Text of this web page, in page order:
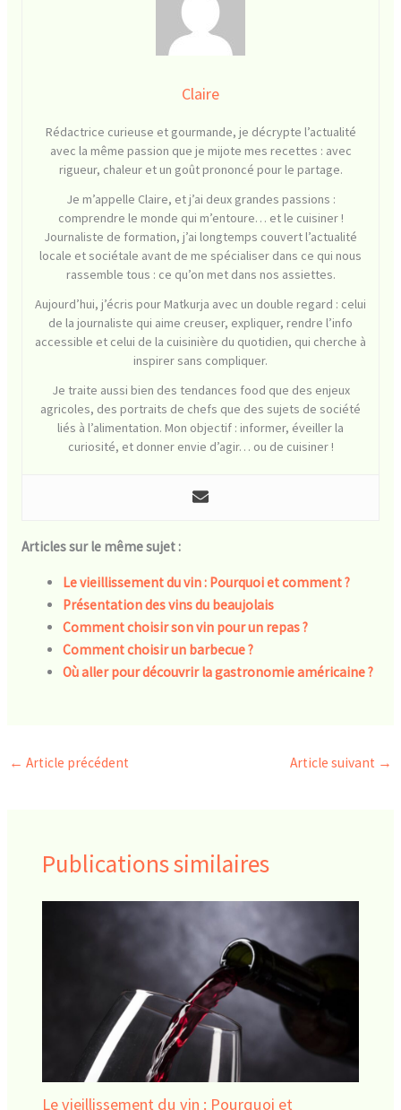
Claire
Rédactrice curieuse et gourmande, je décrypte l’actualité
avec la même passion que je mijote mes recettes : avec
rigueur, chaleur et un goût prononcé pour le partage.
Je m’appelle Claire, et j’ai deux grandes passions :
comprendre le monde qui m’entoure… et le cuisiner !
Journaliste de formation, j’ai longtemps couvert l’actualité
locale et sociétale avant de me spécialiser dans ce qui nous
rassemble tous : ce qu’on met dans nos assiettes.
Aujourd’hui, j’écris pour Matkurja avec un double regard : celui
de la journaliste qui aime creuser, expliquer, rendre l’info
accessible et celui de la cuisinière du quotidien, qui cherche à
inspirer sans compliquer.
Je traite aussi bien des tendances food que des enjeux
agricoles, des portraits de chefs que des sujets de société
liés à l’alimentation. Mon objectif : informer, éveiller la
curiosité, et donner envie d’agir… ou de cuisiner !
Articles sur le même sujet :
Le vieillissement du vin : Pourquoi et comment ?
Présentation des vins du beaujolais
Comment choisir son vin pour un repas ?
Comment choisir un barbecue ?
Où aller pour découvrir la gastronomie américaine ?
← Article précédent Article suivant →
Publications similaires
Le vieillissement du vin : Pourquoi et